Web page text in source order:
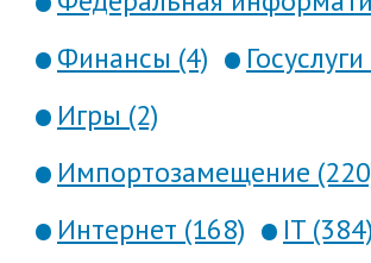
Финансы (4)
Игры (2)
Импортозамещение
Интернет (168)
IT (384)